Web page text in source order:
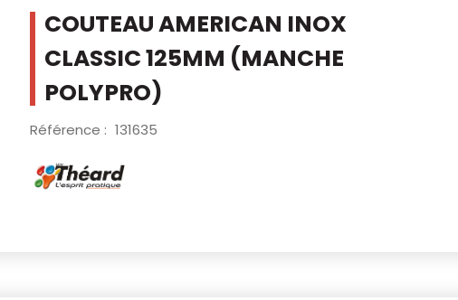
COUTEAU AMERICAN INOX
CLASSIC 125MM (MANCHE
POLYPRO)
Référence : 131635